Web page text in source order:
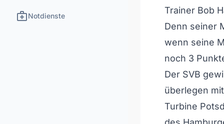
medical_servicesNotdienste
Trainer Bob
Denn seiner
wenn seine
noch 3
Der SVB
überlegen
Turbine